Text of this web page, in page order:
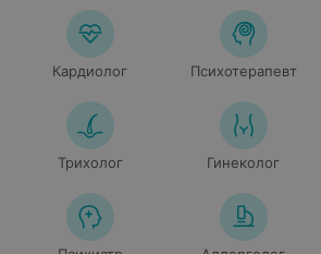
Кардиолог Психотерапевт
Трихолог Гинеколог